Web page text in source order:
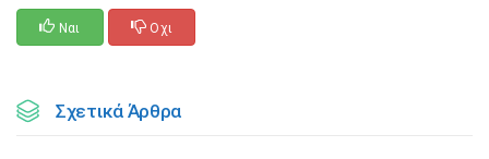
Ναι Οχι
Σχετικά Άρθρα